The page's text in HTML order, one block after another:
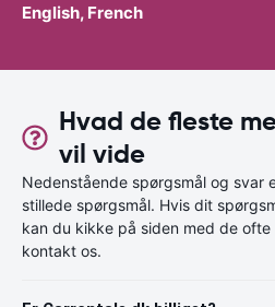
English, French
Hvad de fleste
vil vide
Nedenstående spørgsmål og svar
stillede spørgsmål. Hvis dit
kan du kikke på siden med de ofte
kontakt os.